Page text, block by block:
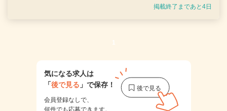
掲載終了まであと4日
1
気になる求人は
「後で見る 」で保存！
会員登録なしで、